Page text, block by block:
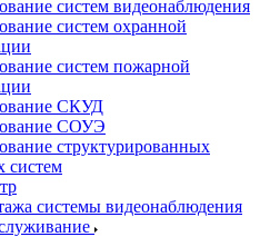
систем видеонаблюдения
систем охранной
систем пожарной
СКУД
СОУЭ
структурированных
систем
системы видеонаблюдения